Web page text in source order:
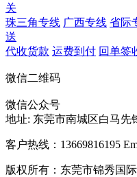
关
珠三角专线 广西专线 省际
送
代收货款 运费到付 回单签
微信二维码
微信公众号
地址: 东莞市南城区白马先
客户热线：13669816195
版权所有：东莞市锦秀国